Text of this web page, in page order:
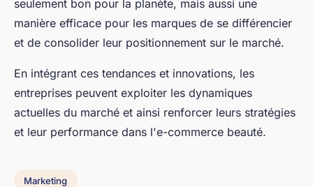
seulement bon pour la planète, mais aussi une
manière efficace pour les marques de se différencier
et de consolider leur positionnement sur le marché.
En intégrant ces tendances et innovations, les
entreprises peuvent exploiter les dynamiques
actuelles du marché et ainsi renforcer leurs stratégies
et leur performance dans l'e-commerce beauté.
Marketing